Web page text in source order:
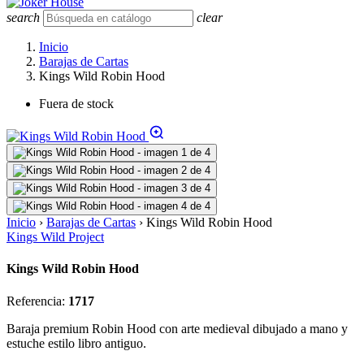
search clear
Inicio
Barajas de Cartas
Kings Wild Robin Hood
Fuera de stock
Inicio › Barajas de Cartas › Kings Wild Robin Hood
Kings Wild Project
Kings Wild Robin Hood
Referencia: 1717
Baraja premium Robin Hood con arte medieval dibujado a mano y
estuche estilo libro antiguo.